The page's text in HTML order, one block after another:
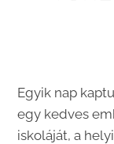
Egyik nap
egy kedves
iskoláját, a